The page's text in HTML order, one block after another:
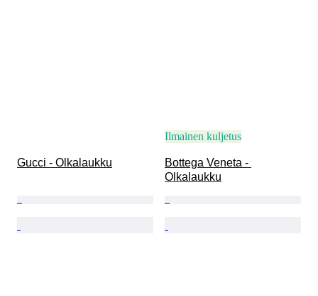
Gucci - Olkalaukku
Ilmainen kuljetus
Bottega Veneta -
Olkalaukku